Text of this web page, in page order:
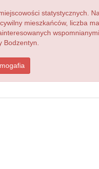
statystycznych.
mieszkańców, liczba